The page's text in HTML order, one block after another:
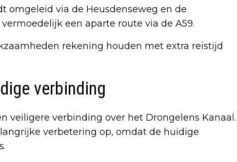
omgeleid via de Heusdenseweg en de
een aparte route via de A59.
rekening houden met extra reistijd
verbinding
veiligere verbinding over het Drongelens Kanaal.
verbetering op, omdat de huidige